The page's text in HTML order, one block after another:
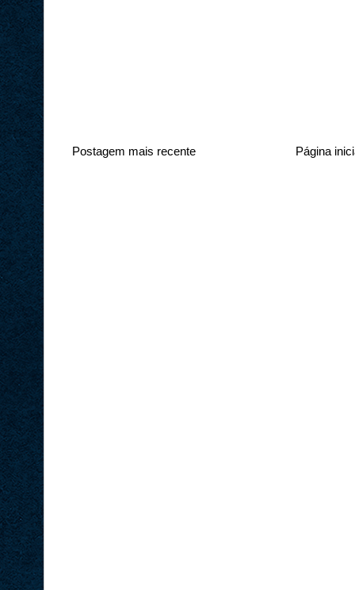
Postagem mais recente Página